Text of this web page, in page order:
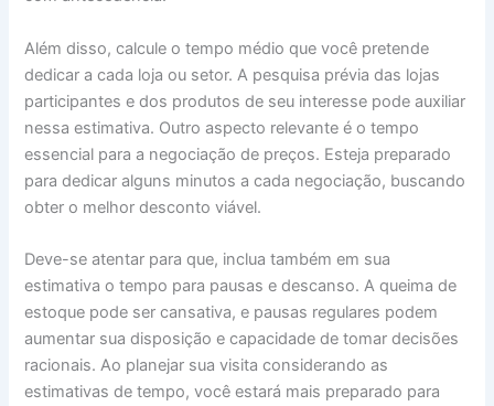
Além disso, calcule o tempo médio que você pretende
dedicar a cada loja ou setor. A pesquisa prévia das lojas
participantes e dos produtos de seu interesse pode auxiliar
nessa estimativa. Outro aspecto relevante é o tempo
essencial para a negociação de preços. Esteja preparado
para dedicar alguns minutos a cada negociação, buscando
obter o melhor desconto viável.
Deve-se atentar para que, inclua também em sua
estimativa o tempo para pausas e descanso. A queima de
estoque pode ser cansativa, e pausas regulares podem
aumentar sua disposição e capacidade de tomar decisões
racionais. Ao planejar sua visita considerando as
estimativas de tempo, você estará mais preparado para